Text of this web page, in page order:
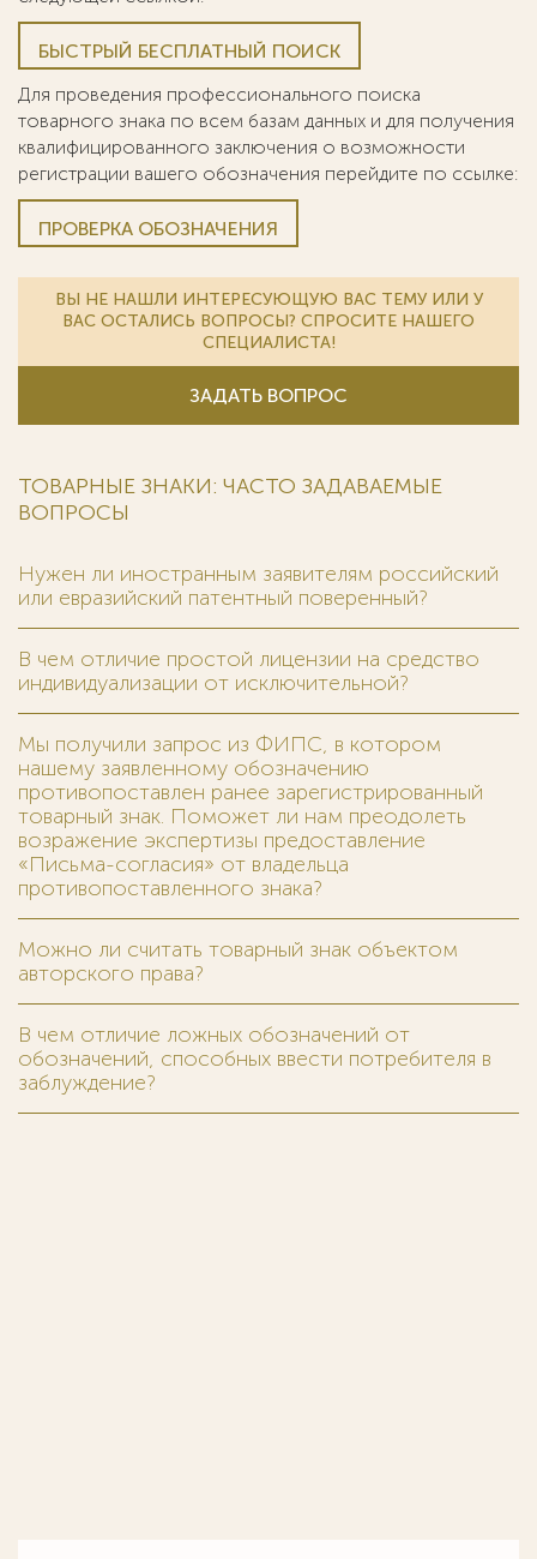
БЫСТРЫЙ БЕСПЛАТНЫЙ ПОИСК
Для проведения профессионального поиска
товарного знака по всем базам данных и для получения
квалифицированного заключения о возможности
регистрации вашего обозначения перейдите по ссылке:
ПРОВЕРКА ОБОЗНАЧЕНИЯ
ВЫ НЕ НАШЛИ ИНТЕРЕСУЮЩУЮ ВАС ТЕМУ ИЛИ У
ВАС ОСТАЛИСЬ ВОПРОСЫ? СПРОСИТЕ НАШЕГО
СПЕЦИАЛИСТА!
ЗАДАТЬ ВОПРОС
ТОВАРНЫЕ ЗНАКИ: ЧАСТО ЗАДАВАЕМЫЕ
ВОПРОСЫ
Нужен ли иностранным заявителям российский
или евразийский патентный поверенный?
В чем отличие простой лицензии на средство
индивидуализации от исключительной?
Мы получили запрос из ФИПС, в котором
нашему заявленному обозначению
противопоставлен ранее зарегистрированный
товарный знак. Поможет ли нам преодолеть
возражение экспертизы предоставление
«Письма-согласия» от владельца
противопоставленного знака?
Можно ли считать товарный знак объектом
авторского права?
В чем отличие ложных обозначений от
обозначений, способных ввести потребителя в
заблуждение?